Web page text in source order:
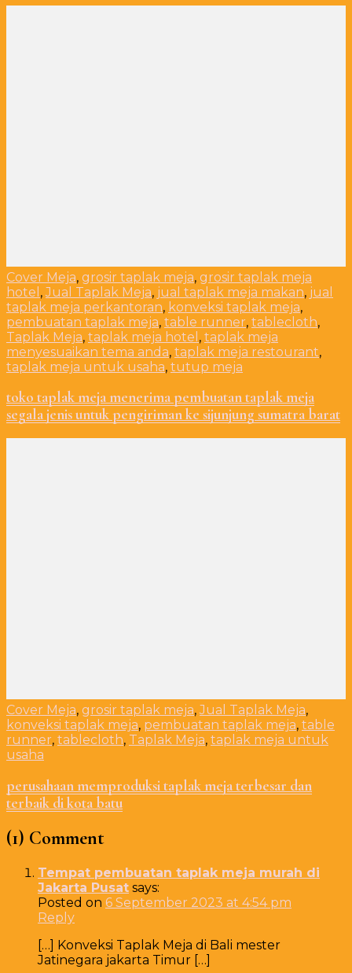
Cover Meja, grosir taplak meja, grosir taplak meja
hotel ,Jual Taplak Meja, jual taplak meja makan, jual
taplak meja perkantoran, konveksi taplak meja,
pembuatan taplak meja, table runner, tablecloth,
Taplak Meja, taplak meja hotel , taplak meja
menyesuaikan tema anda, taplak meja restourant,
taplak meja untuk usaha, tutup meja
toko taplak meja menerima pembuatan taplak meja
segala jenis untuk pengiriman ke sijunjung sumatra barat
Cover Meja, grosir taplak meja,Jual Taplak Meja,
konveksi taplak meja, pembuatan taplak meja, table
runner, tablecloth, Taplak Meja, taplak meja untuk
usaha
perusahaan memproduksi taplak meja terbesar dan
terbaik di kota batu
(1) Comment
Tempat pembuatan taplak meja murah di
Jakarta Pusat says:
Posted on 6 September 2023 at 4:54 pm
Reply
[…] Konveksi Taplak Meja di Bali mester
Jatinegara jakarta Timur […]